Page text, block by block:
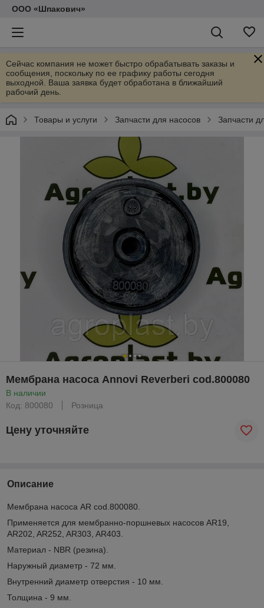
ООО «Шпакович»
Сейчас компания не может быстро обрабатывать заказы и
сообщения, поскольку по ее графику работы сегодня
выходной. Ваша заявка будет обработана в ближайший
рабочий день.
Товары и услуги Запчасти для насосов Запчасти
Мембрана насоса Annovi Reverberi cod.800080
В наличии
Код: 800080
Розница
Цену уточняйте
Описание
Мембрана насоса AR cod.800080.
Применяется для мембранно-поршневых насосов AR19,
AR202, AR252, AR303, AR403.
Материал - NBR (резина).
Наружный диаметр - 72 мм.
Внутренний диаметр отверстия - 10 мм.
Толщина - 9 мм.